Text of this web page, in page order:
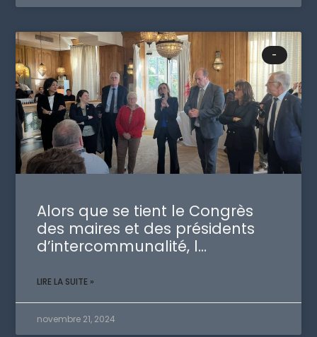
-
Alors que se tient le Congrès
des maires et des présidents
d’intercommunalité, l…
LIRE LA SUITE »
novembre 21, 2024